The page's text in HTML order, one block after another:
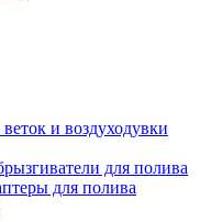
и воздуходувки
для полива
для полива